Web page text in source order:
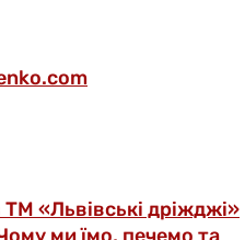
«Львівські дріжджі»